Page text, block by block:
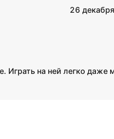
26
Играть на ней легко даже